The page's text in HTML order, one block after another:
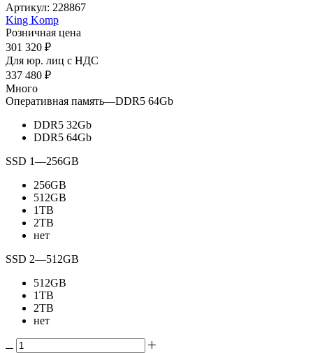
Артикул: 228867
King Komp
Розничная цена
301 320 ₽
Для юр. лиц c НДС
337 480 ₽
Много
Оперативная память—DDR5 64Gb
DDR5 32Gb
DDR5 64Gb
SSD 1—256GB
256GB
512GB
1TB
2TB
нет
SSD 2—512GB
512GB
1TB
2TB
нет